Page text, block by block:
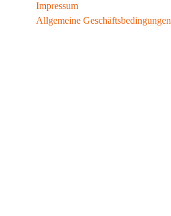
Impressum
Allgemeine Geschäftsbedingungen